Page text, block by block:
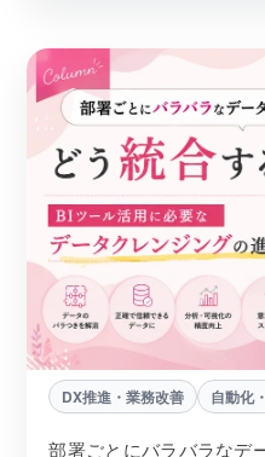
DX推進・業務改善 自動化
部署ごとにバラバラなデ